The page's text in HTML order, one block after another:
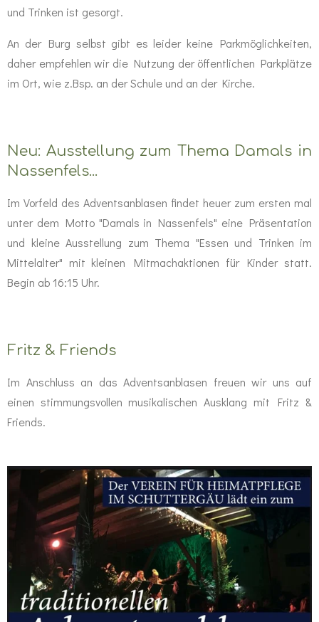
und Trinken ist gesorgt.
An der Burg selbst gibt es leider keine Parkmöglichkeiten,
daher empfehlen wir die Nutzung der öffentlichen Parkplätze
im Ort, wie z.Bsp. an der Schule und an der Kirche.
Neu: Ausstellung zum Thema Damals in
Nassenfels...
Im Vorfeld des Adventsanblasen findet heuer zum ersten mal
unter dem Motto "Damals in Nassenfels" eine Präsentation
und kleine Ausstellung zum Thema "Essen und Trinken im
Mittelalter" mit kleinen Mitmachaktionen für Kinder statt.
Begin ab 16:15 Uhr.
Fritz & Friends
Im Anschluss an das Adventsanblasen freuen wir uns auf
einen stimmungsvollen musikalischen Ausklang mit Fritz &
Friends.